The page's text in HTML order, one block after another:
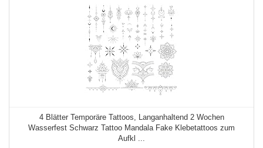
4 Blätter Temporäre Tattoos, Langanhaltend 2 Wochen
Wasserfest Schwarz Tattoo Mandala Fake Klebetattoos zum
Aufkl ...